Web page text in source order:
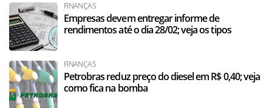
FINANÇAS
Empresas devem entregar informe de
rendimentos até o dia 28/02; veja os tipos
FINANÇAS
Petrobras reduz preço do diesel em R$ 0,40; veja
como fica na bomba